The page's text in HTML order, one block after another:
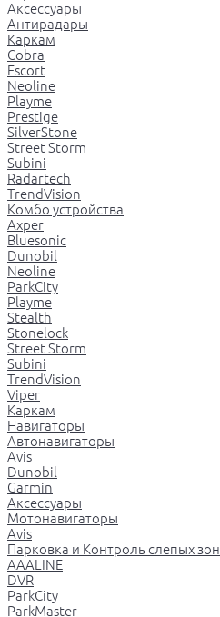
Аксессуары
Антирадары
Каркам
Cobra
Escort
Neoline
Playme
Prestige
SilverStone
Street Storm
Subini
Radartech
TrendVision
Комбо устройства
Axper
Bluesonic
Dunobil
Neoline
ParkCity
Playme
Stealth
Stonelock
Street Storm
Subini
TrendVision
Viper
Каркам
Навигаторы
Автонавигаторы
Avis
Dunobil
Garmin
Аксессуары
Мотонавигаторы
Avis
Парковка и Контроль слепых зон
AAALINE
DVR
ParkCity
ParkMaster